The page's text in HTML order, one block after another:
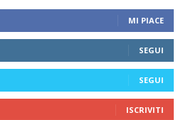
MI PIACE
SEGUI
SEGUI
ISCRIVITI